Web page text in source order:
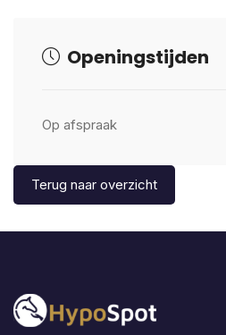
Openingstijden
Op afspraak
Terug naar overzicht